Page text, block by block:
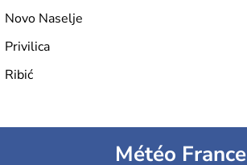
Novo Naselje
Privilica
Ribić
Météo France